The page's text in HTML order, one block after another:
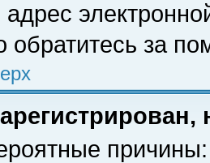
обратитесь за